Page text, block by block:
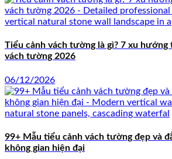
Tiểu cảnh vách tường là gì? 7 xu
vách tường 2026
06/12/2026
99+ Mẫu tiểu cảnh vách tường đẹp và
không gian hiện đại